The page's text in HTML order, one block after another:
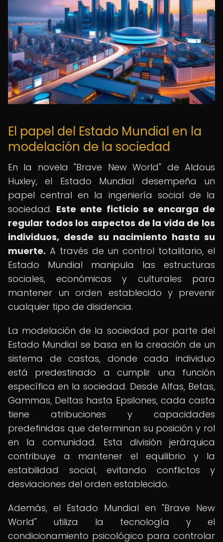
El papel del Estado Mundial en la
modelación de la sociedad
En la novela "Brave New World" de Aldous
Huxley, el Estado Mundial desempeña un
papel central en la ingeniería social de la
sociedad. Este ente ficticio se encarga de
regular todos los aspectos de la vida de los
individuos, desde su nacimiento hasta su
muerte. A través de un control totalitario, el
Estado Mundial manipula las estructuras
sociales, económicas y culturales para
mantener un orden establecido y prevenir
cualquier tipo de disidencia.
La modelación de la sociedad por parte del
Estado Mundial se basa en la creación de un
sistema de castas, donde cada individuo
está predestinado a cumplir una función
específica en la sociedad. Desde Alfas, Betas,
Gammas, Deltas hasta Epsilones, cada casta
tiene atribuciones y capacidades
predefinidas que determinan su posición y rol
en la comunidad. Esta división jerárquica
contribuye a mantener el equilibrio y la
estabilidad social, evitando conflictos y
desviaciones del orden establecido.
Además, el Estado Mundial en "Brave New
World" utiliza la tecnología y el
condicionamiento psicológico para controlar